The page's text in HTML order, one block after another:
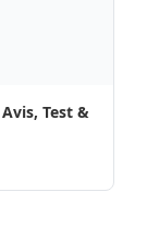
Test &